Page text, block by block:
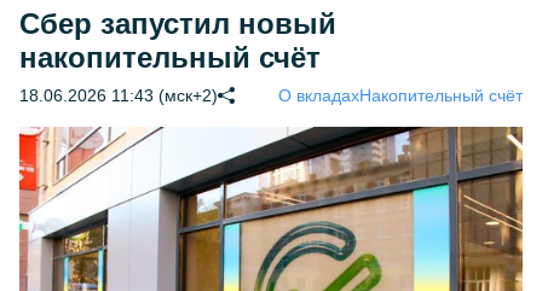
Сбер запустил новый
накопительный счёт
18.06.2026 11:43 (мск+2) О вкладахНакопительный счёт